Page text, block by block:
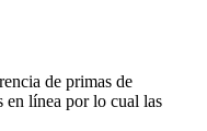
de primas de
en línea por lo cual las